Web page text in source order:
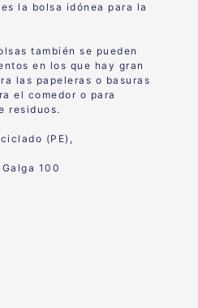
la bolsa idónea para la
también se pueden
en los que hay gran
las papeleras o basuras
el comedor o para
residuos.
(PE),
100